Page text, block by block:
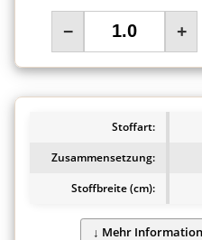
− +
Stoffart:
Zusammensetzung:
Stoffbreite (cm):